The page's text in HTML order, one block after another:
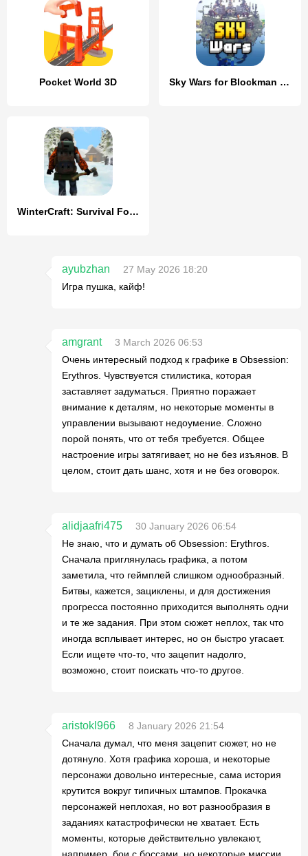
Pocket World 3D Sky Wars for Blockman Go
WinterCraft: Survival Forest
ayubzhan
27 May 2026 18:20
Игра пушка, кайф!
amgrant
3 March 2026 06:53
Очень интересный подход к графике в Obsession:
Erythros. Чувствуется стилистика, которая
заставляет задуматься. Приятно поражает
внимание к деталям, но некоторые моменты в
управлении вызывают недоумение. Сложно
порой понять, что от тебя требуется. Общее
настроение игры затягивает, но не без изъянов. В
целом, стоит дать шанс, хотя и не без оговорок.
alidjaafri475
30 January 2026 06:54
Не знаю, что и думать об Obsession: Erythros.
Сначала приглянулась графика, а потом
заметила, что геймплей слишком однообразный.
Битвы, кажется, зациклены, и для достижения
прогресса постоянно приходится выполнять одни
и те же задания. При этом сюжет неплох, так что
иногда всплывает интерес, но он быстро угасает.
Если ищете что-то, что зацепит надолго,
возможно, стоит поискать что-то другое.
aristokl966
8 January 2026 21:54
Сначала думал, что меня зацепит сюжет, но не
дотянуло. Хотя графика хороша, и некоторые
персонажи довольно интересные, сама история
крутится вокруг типичных штампов. Прокачка
персонажей неплохая, но вот разнообразия в
заданиях катастрофически не хватает. Есть
моменты, которые действительно увлекают,